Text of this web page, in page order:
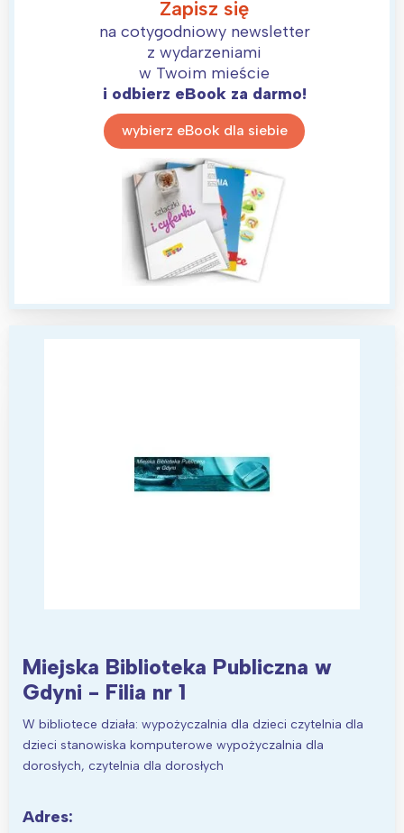
Zapisz się
na cotygodniowy newsletter
z wydarzeniami
w Twoim mieście
i odbierz eBook za darmo!
wybierz eBook dla siebie
Miejska Biblioteka Publiczna w
Gdyni - Filia nr 1
W bibliotece działa: wypożyczalnia dla dzieci czytelnia dla
dzieci stanowiska komputerowe wypożyczalnia dla
dorosłych, czytelnia dla dorosłych
Adres:
Interesują mnie wydarzenia z
tego regionu:
Warszawa
Śląsk